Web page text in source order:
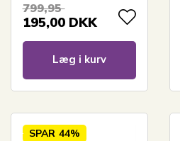
799,95
195,00 DKK
Læg i kurv
SPAR 44%